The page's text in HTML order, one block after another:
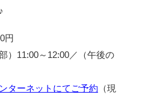
円
）11:00～12:00／（午後の
ターネットにてご予約 （現